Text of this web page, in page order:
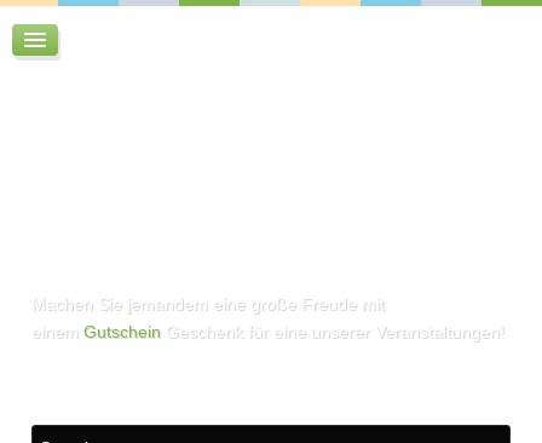
Machen Sie jemandem eine große Freude mit
einemGutschein Geschenk für eine unserer Veranstaltungen!